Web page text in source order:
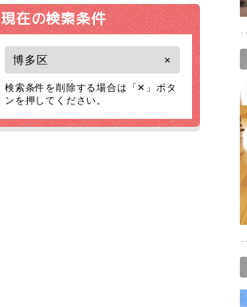
現在の検索条件
博多区 ×
検索条件を削除する場合は「✕」ボタ
ンを押してください。